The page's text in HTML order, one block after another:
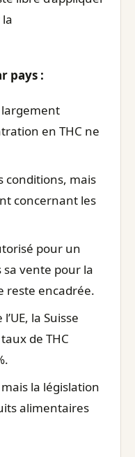
pays :
largement
en THC ne
conditions, mais
concernant les
pour un
vente pour la
reste encadrée.
la Suisse
de THC
la législation
alimentaires